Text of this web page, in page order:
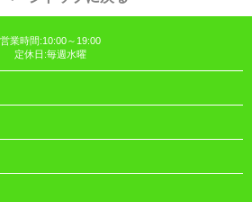
営業時間:10:00～19:00
定休日:毎週水曜